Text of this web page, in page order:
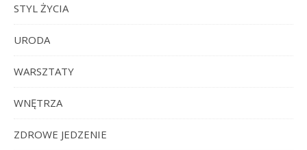
STYL ŻYCIA
URODA
WARSZTATY
WNĘTRZA
ZDROWE JEDZENIE